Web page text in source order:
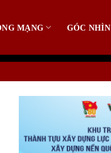
MẠNG GÓC NHÌN